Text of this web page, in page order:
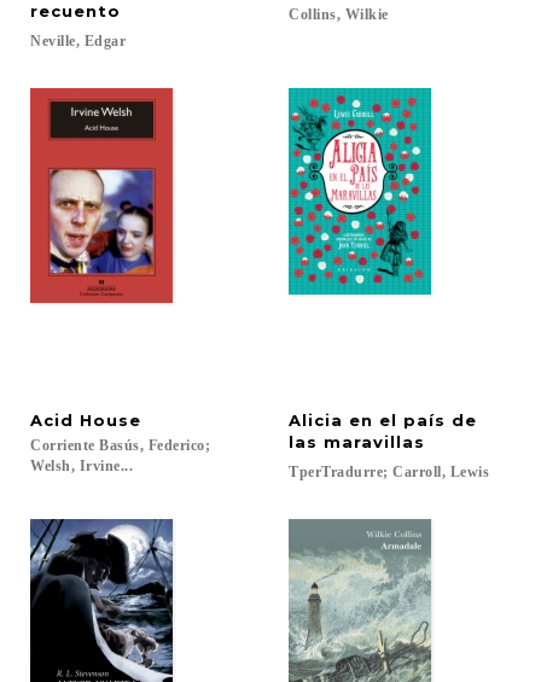
recuento
Neville, Edgar
Collins, Wilkie
Acid House
Corriente Basús, Federico;
Welsh, Irvine...
Alicia en el país de
las maravillas
TperTradurre; Carroll, Lewis